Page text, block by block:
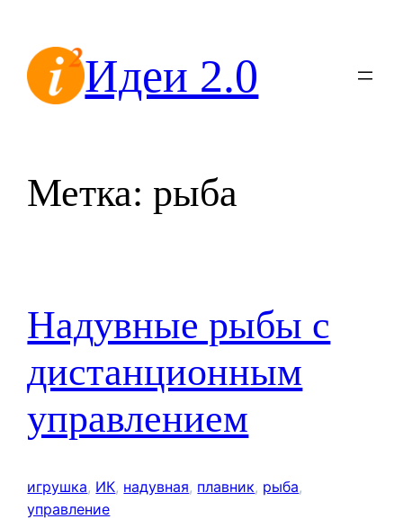
содержимомуИдеи 2.0
Метка: рыба
Надувные рыбы с
дистанционным
управлением
игрушка, ИК, надувная, плавник, рыба
управление